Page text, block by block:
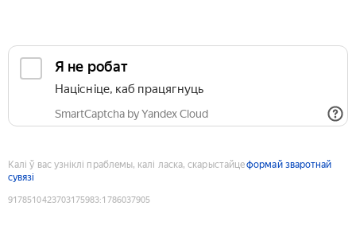
Я не робат
Націсніце, каб працягнуць
SmartCaptcha by Yandex Cloud
Калі ў вас узніклі праблемы, калі ласка, скарыстайцеформай зваротнай
сувязі
9178510423703175983:1786037905